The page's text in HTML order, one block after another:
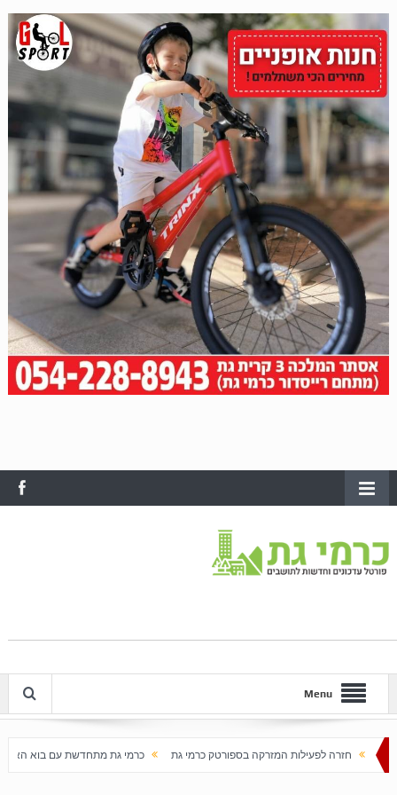
Menu
המזרקה בספורטק כרמי גת כרמי גת מתחדשת עם בוא האביב עלייה חדה במחירי